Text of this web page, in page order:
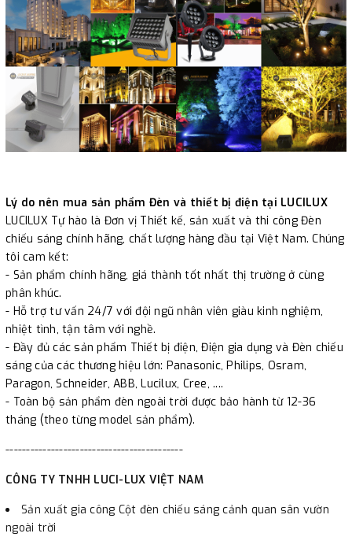
Lý do nên mua sản phẩm Đèn và thiết bị điện tại LUCILUX
LUCILUX Tự hào là Đơn vị Thiết kế, sản xuất và thi công Đèn
chiếu sáng chính hãng, chất lượng hàng đầu tại Việt Nam. Chúng
tôi cam kết:
- Sản phẩm chính hãng, giá thành tốt nhất thị trường ở cùng
phân khúc.
- Hỗ trợ tư vấn 24/7 với đội ngũ nhân viên giàu kinh nghiệm,
nhiệt tình, tận tâm với nghề.
- Đầy đủ các sản phẩm Thiết bị điện, Điện gia dụng và Đèn chiếu
sáng của các thương hiệu lớn: Panasonic, Philips, Osram,
Paragon, Schneider, ABB, Lucilux, Cree, ....
- Toàn bộ sản phẩm đèn ngoài trời được bảo hành từ 12-36
tháng (theo từng model sản phẩm).
-------------------------------------------
CÔNG TY TNHH LUCI-LUX VIỆT NAM
Sản xuất gia công Cột đèn chiếu sáng cảnh quan sân vườn
ngoài trời